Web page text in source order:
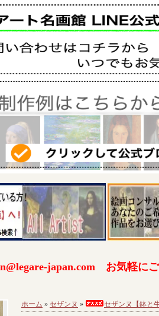
japan.com お気軽に
ホーム » セザンヌ » セザンヌ【鉢と